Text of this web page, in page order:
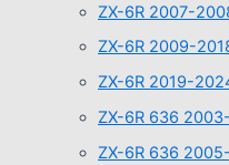
ZX-6R 2007-
ZX-6R 2009-
ZX-6R 2019-
ZX-6R 636
ZX-6R 636